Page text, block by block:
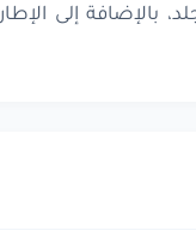
بالإضافة إلى الإطار